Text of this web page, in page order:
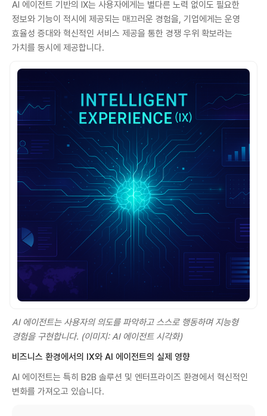
AI 에이전트 기반의 IX는 사용자에게는 별다른 노력 없이도 필요한
정보와 기능이 적시에 제공되는 매끄러운 경험을, 기업에게는 운영
효율성 증대와 혁신적인 서비스 제공을 통한 경쟁 우위 확보라는
가치를 동시에 제공합니다.
AI 에이전트는 사용자의 의도를 파악하고 스스로 행동하며 지능형
경험을 구현합니다. (이미지: AI 에이전트 시각화)
비즈니스 환경에서의 IX와 AI 에이전트의 실제 영향
AI 에이전트는 특히 B2B 솔루션 및 엔터프라이즈 환경에서 혁신적인
변화를 가져오고 있습니다.